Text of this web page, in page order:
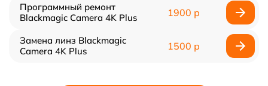
Программный ремонт
Blackmagic Camera 4K Plus
1900 р
Замена линз Blackmagic
Camera 4K Plus
1500 р